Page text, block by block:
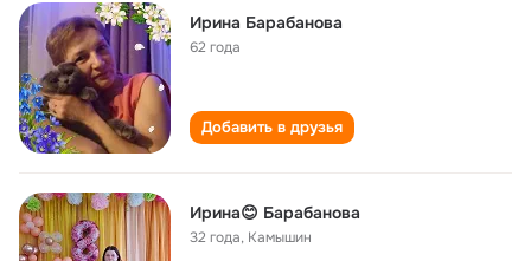
Ирина Барабанова
62 года
Добавить в друзья
Ирина😊 Барабанова
32 года, Камышин